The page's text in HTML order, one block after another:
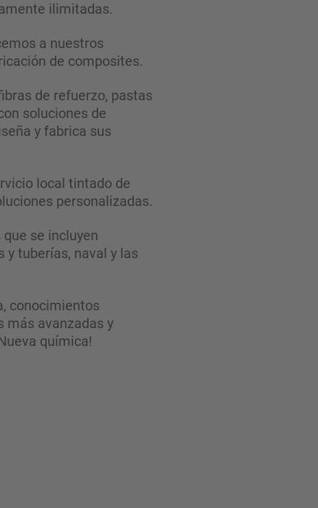
ilimitadas.
a nuestros
de composites.
de refuerzo, pastas
soluciones de
y fabrica sus
local tintado de
personalizadas.
se incluyen
y tuberías, naval y las
conocimientos
más avanzadas y
química!